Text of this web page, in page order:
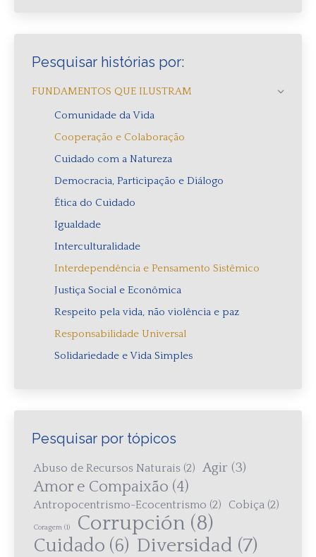
Pesquisar histórias por:
FUNDAMENTOS QUE ILUSTRAM
Comunidade da Vida
Cooperação e Colaboração
Cuidado com a Natureza
Democracia, Participação e Diálogo
Ética do Cuidado
Igualdade
Interculturalidade
Interdependência e Pensamento Sistêmico
Justiça Social e Econômica
Respeito pela vida, não violência e paz
Responsabilidade Universal
Solidariedade e Vida Simples
Pesquisar por tópicos
Abuso de Recursos Naturais (2) Agir (3)
Amor e Compaixão (4)
Antropocentrismo-Ecocentrismo (2) Cobiça (2)
Coragem (1) Corrupción (8)
Cuidado (6) Diversidad (7)